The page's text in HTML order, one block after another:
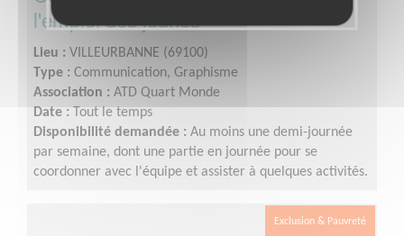
l'emploi des jeunes
Lieu : VILLEURBANNE (69100)
Type : Communication, Graphisme
Association : ATD Quart Monde
Date : Tout le temps
Disponibilité demandée : Au moins une demi-journée
par semaine, dont une partie en journée pour se
coordonner avec l'équipe et assister à quelques activités.
Exclusion & Pauvreté